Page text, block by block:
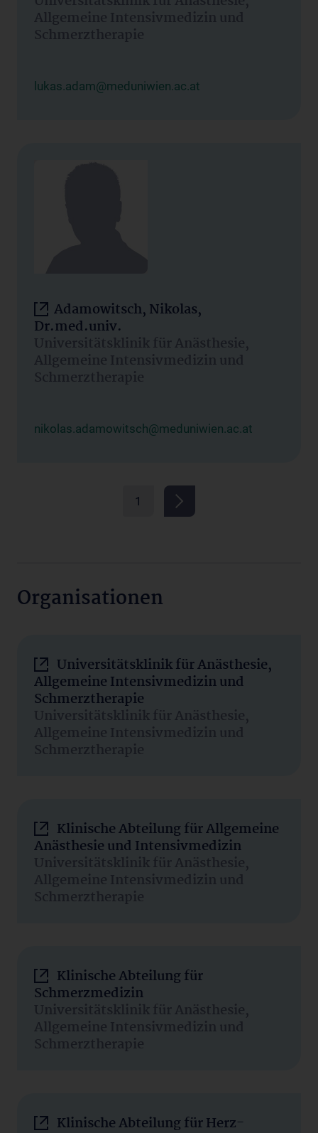
Allgemeine Intensivmedizin und
Schmerztherapie
lukas.adam@meduniwien.ac.at
Adamowitsch, Nikolas,
Dr.med.univ.
Universitätsklinik für Anästhesie,
Allgemeine Intensivmedizin und
Schmerztherapie
nikolas.adamowitsch@meduniwien.ac.at
1
Organisationen
Universitätsklinik für Anästhesie,
Allgemeine Intensivmedizin und
Schmerztherapie
Universitätsklinik für Anästhesie,
Allgemeine Intensivmedizin und
Schmerztherapie
Klinische Abteilung für Allgemeine
Anästhesie und Intensivmedizin
Universitätsklinik für Anästhesie,
Allgemeine Intensivmedizin und
Schmerztherapie
Klinische Abteilung für
Schmerzmedizin
Universitätsklinik für Anästhesie,
Allgemeine Intensivmedizin und
Schmerztherapie
Klinische Abteilung für Herz-